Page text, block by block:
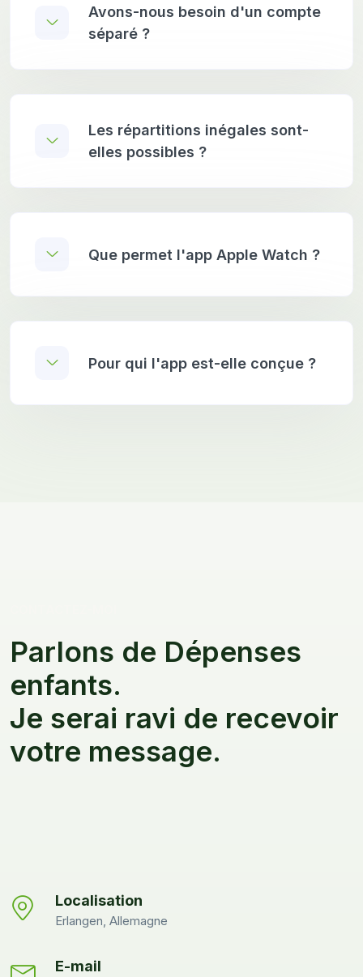
Avons-nous besoin d'un compte
séparé ?
Les répartitions inégales sont-
elles possibles ?
Que permet l'app Apple Watch ?
Pour qui l'app est-elle conçue ?
Parlons de Dépenses
enfants.
Je serai ravi de recevoir
votre message.
Localisation
Erlangen, Allemagne
E-mail